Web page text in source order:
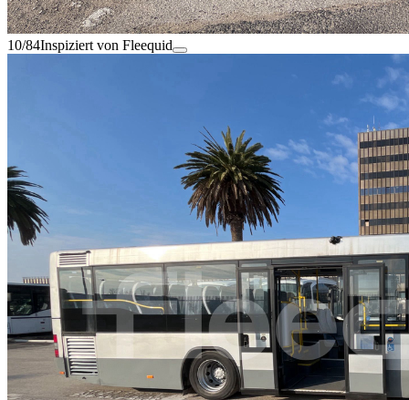
10/84Inspiziert von Fleequid